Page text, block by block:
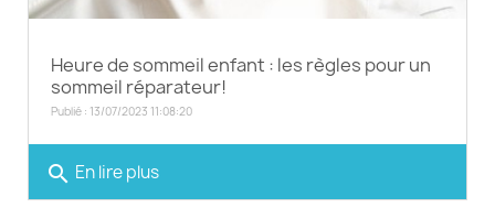
Heure de sommeil enfant : les règles pour un
sommeil réparateur!
Publié : 13/07/2023 11:08:20
search En lire plus